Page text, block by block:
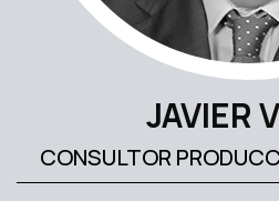
JAVIER
CONSULTOR